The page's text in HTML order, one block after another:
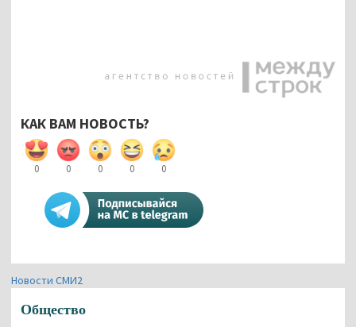
КАК ВАМ НОВОСТЬ?
0 0 0 0 0
Новости СМИ2
Общество